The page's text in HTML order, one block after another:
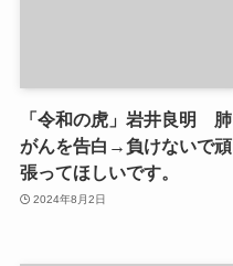
「令和の虎」岩井良明 肺
がんを告白→負けないで頑
張ってほしいです。
2024年8月2日